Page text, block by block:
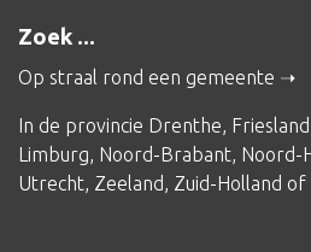
Zoek ...
Op straal rond een gemeente
In de provincie Drenthe, Friesland
Limburg, Noord-Brabant, Noord-
Utrecht, Zeeland, Zuid-Holland of